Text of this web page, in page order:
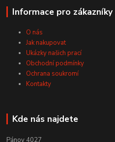
Informace pro zákazníky
O nás
Jak nakupovat
Ukázky našich prací
Obchodní podmínky
Ochrana soukromí
Kontakty
Kde nás najdete
Pánov 4027